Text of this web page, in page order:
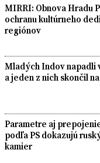
MIRRI: Obnova Hradu
ochranu kultúrneho
regiónov
Mladých Indov napadli
a jeden z nich skončil
Parametre aj
podľa PS dokazujú
kamier